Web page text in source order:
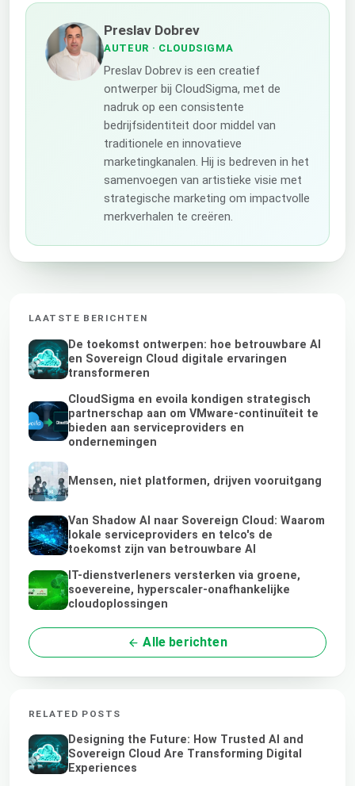
Preslav Dobrev
AUTEUR · CLOUDSIGMA
Preslav Dobrev is een creatief
ontwerper bij CloudSigma, met de
nadruk op een consistente
bedrijfsidentiteit door middel van
traditionele en innovatieve
marketingkanalen. Hij is bedreven in het
samenvoegen van artistieke visie met
strategische marketing om impactvolle
merkverhalen te creëren.
LAATSTE BERICHTEN
De toekomst ontwerpen: hoe betrouwbare AI
en Sovereign Cloud digitale ervaringen
transformeren
CloudSigma en evoila kondigen strategisch
partnerschap aan om VMware-continuïteit te
bieden aan serviceproviders en
ondernemingen
Mensen, niet platformen, drijven vooruitgang
Van Shadow AI naar Sovereign Cloud: Waarom
lokale serviceproviders en telco's de
toekomst zijn van betrouwbare AI
IT-dienstverleners versterken via groene,
soevereine, hyperscaler-onafhankelijke
cloudoplossingen
Alle berichten
RELATED POSTS
Designing the Future: How Trusted AI and
Sovereign Cloud Are Transforming Digital
Experiences